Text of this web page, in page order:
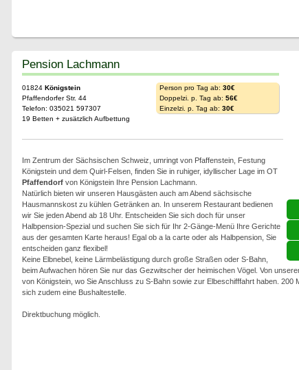
Pension Lachmann
01824 Königstein
Pfaffendorfer Str. 44
Telefon: 035021 597307
19 Betten + zusätzlich Aufbettung
Person pro Tag ab: 30€
Doppelzi. p. Tag ab: 56€
Einzelzi. p. Tag ab: 30€
Im Zentrum der Sächsischen Schweiz, umringt von Pfaffenstein, Festung
Königstein und dem Quirl-Felsen, finden Sie in ruhiger, idyllischer Lage im OT
Pfaffendorfvon Königstein Ihre Pension Lachmann.
Natürlich bieten wir unseren Hausgästen auch am Abend sächsische
Hausmannskost zu kühlen Getränken an. In unserem Restaurant bedienen
wir Sie jeden Abend ab 18 Uhr. Entscheiden Sie sich doch für unser
Halbpension-Spezial und suchen Sie sich für Ihr 2-Gänge-Menü Ihre Gerichte
aus der gesamten Karte heraus! Egal ob a la carte oder als Halbpension, Sie
entscheiden ganz flexibel!
Keine Elbnebel, keine Lärmbelästigung durch große Straßen oder S-Bahn,
beim Aufwachen hören Sie nur das Gezwitscher der heimischen Vögel. Von
von Königstein, wo Sie Anschluss zu S-Bahn sowie zur Elbeschifffahrt haben. 200
sich zudem eine Bushaltestelle.
Direktbuchung möglich.